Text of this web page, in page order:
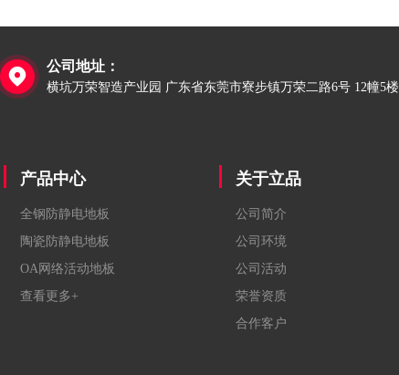

公司地址：
横坑万荣智造产业园 广东省东莞市寮步镇万荣二路6号 12幢5楼
产品中心
全钢防静电地板
陶瓷防静电地板
OA网络活动地板
查看更多+
关于立品
公司简介
公司环境
公司活动
荣誉资质
合作客户